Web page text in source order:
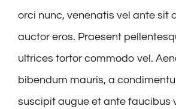
orci nunc, venenatis vel ante sit
auctor eros. Praesent
ultrices tortor commodo vel.
bibendum mauris, a
suscipit augue et ante faucibus